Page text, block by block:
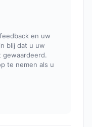
en uw
blij dat u uw
gewaardeerd.
te nemen als u